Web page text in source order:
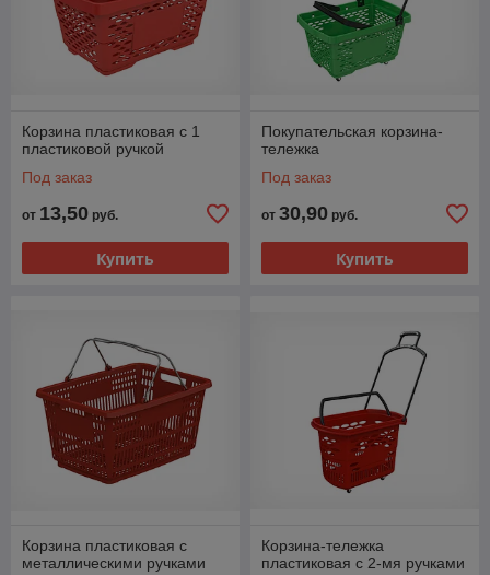
Корзина пластиковая с 1
пластиковой ручкой
Под заказ
от 13,50 руб.
Купить
Покупательская корзина-
тележка
Под заказ
от 30,90 руб.
Купить
Корзина пластиковая с
металлическими ручками
Корзина-тележка
пластиковая с 2-мя ручками